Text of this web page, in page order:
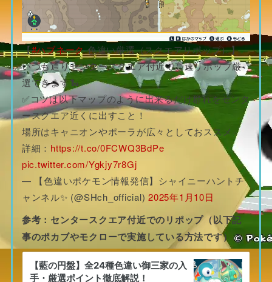
【#ハブネーク色違い厳選（スクエアリポップ）】
いつも通りセンタースクエア付近で高速リポップ厳
選できます🐍
✅コツは以下マップのように出来るだけ群れをセンタ
ースクエア近くに出すこと！
場所はキャニオンやポーラが広々としておススメ
詳細： https://t.co/0FCWQ3BdPe
pic.twitter.com/Ygkjy7r8Gj
— 【色違いポケモン情報発信】シャイニーハントチ
ャンネル✨ (@SHch_official)2025年1月10日
参考：センタースクエア付近でのリポップ（以下記
事のポカブやモクローで実施している方法です）